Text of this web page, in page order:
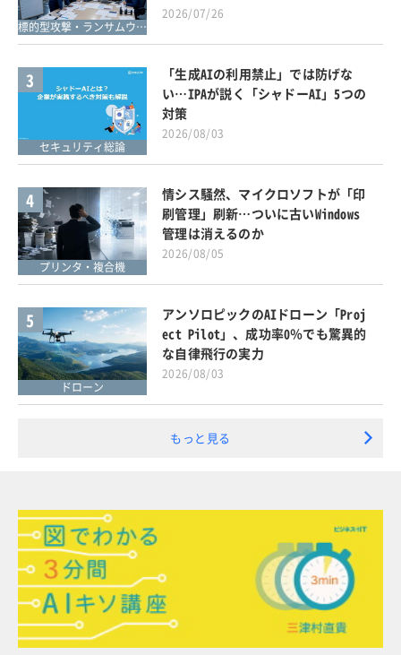
標的型攻撃・ランサムウェア対策
2026/07/26
3
セキュリティ総論
「生成AIの利用禁止」では防げな
い…IPAが説く「シャドーAI」5つの
対策
2026/08/03
4
プリンタ・複合機
情シス騒然、マイクロソフトが「印
刷管理」刷新…ついに古いWindows
管理は消えるのか
2026/08/05
5
ドローン
アンソロピックのAIドローン「Proj
ect Pilot」、成功率0％でも驚異的
な自律飛行の実力
2026/08/03
もっと見る